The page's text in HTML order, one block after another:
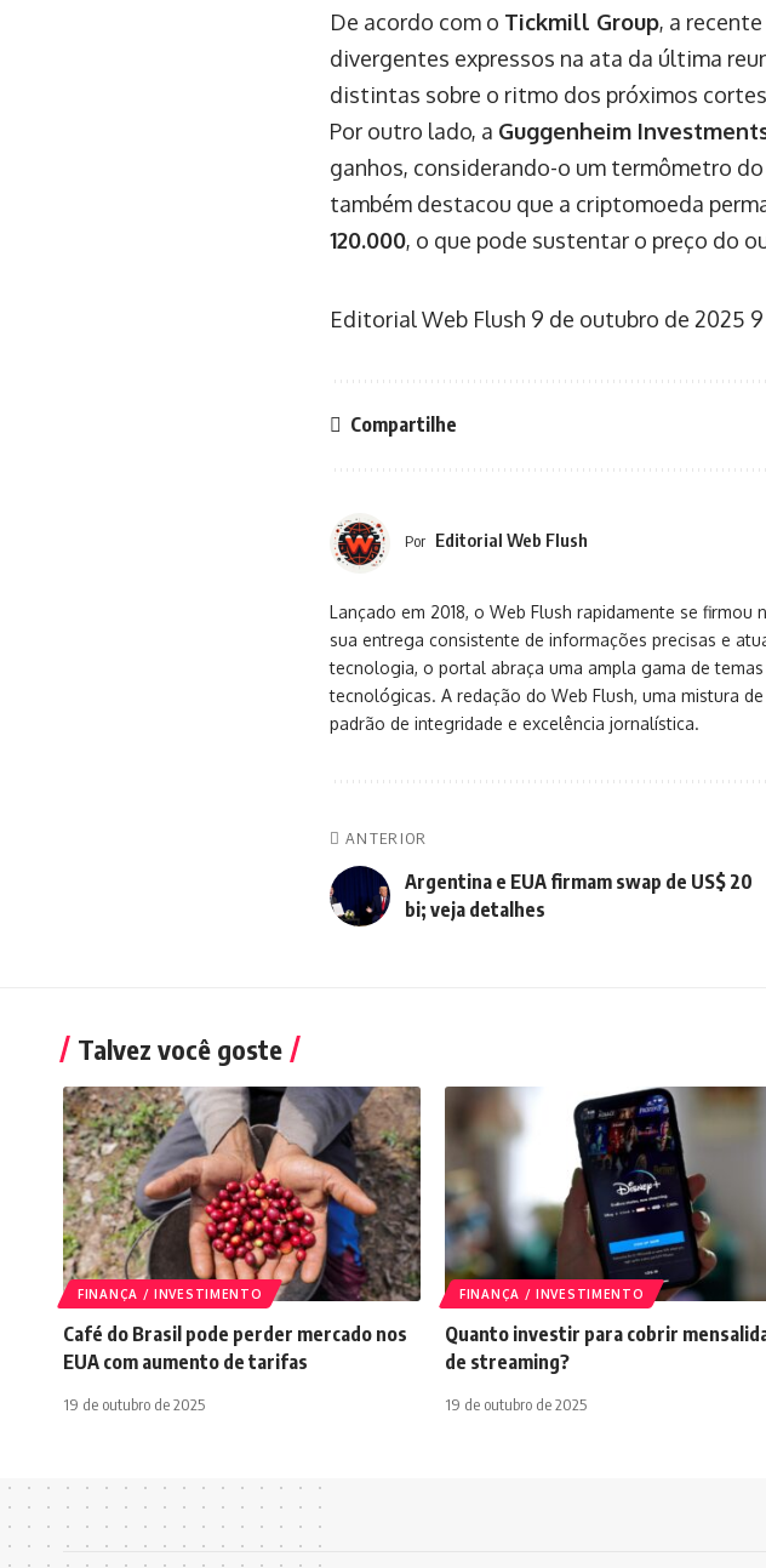
De acordo com o Tickmill Group, a
divergentes expressos na ata da última
distintas sobre o ritmo dos próximos
Por outro lado, a Guggenheim
ganhos, considerando-o um termômetro
também destacou que a criptomoeda
120.000, o que pode sustentar o preço do
Editorial Web Flush 9 de outubro de 2025
Compartilhe
Por Editorial Web Flush
Lançado em 2018, o Web Flush rapidamente se
sua entrega consistente de informações precisas e
tecnologia, o portal abraça uma ampla gama de
tecnológicas. A redação do Web Flush, uma mistura
padrão de integridade e excelência jornalística.
ANTERIOR
Argentina e EUA firmam swap de US$ 20
bi; veja detalhes
Talvez você goste
FINANÇA / INVESTIMENTO
Café do Brasil pode perder mercado nos
EUA com aumento de tarifas
19 de outubro de 2025
FINANÇA / INVESTIMENTO
Quanto investir para cobrir
de streaming?
19 de outubro de 2025